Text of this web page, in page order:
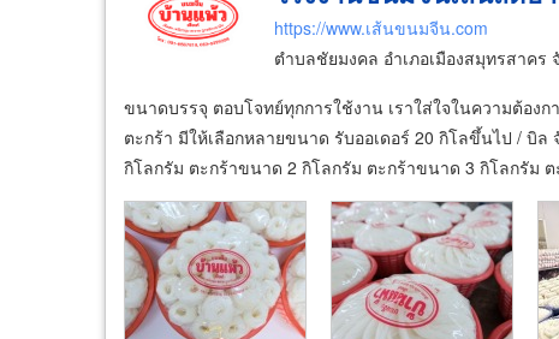
https://www.เส้นขนมจีน.com
ตำบลชัยมงคล อำเภอเมืองสมุทรสาคร
ขนาดบรรจุ ตอบโจทย์ทุกการใช้งาน เราใส่ใจในความต้อง
ตะกร้า มีให้เลือกหลายขนาด รับออเดอร์ 20 กิโลขึ้นไป / บิ
กิโลกรัม ตะกร้าขนาด 2 กิโลกรัม ตะกร้าขนาด 3 กิโลกรัม